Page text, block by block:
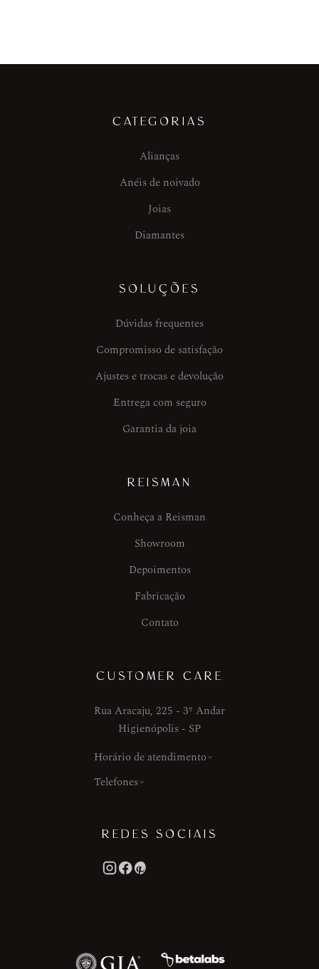
CATEGORIAS
Alianças
Anéis de noivado
Joias
Diamantes
SOLUÇÕES
Dúvidas frequentes
Compromisso de satisfação
Ajustes e trocas e devolução
Entrega com seguro
Garantia da joia
REISMAN
Conheça a Reisman
Showroom
Depoimentos
Fabricação
Contato
CUSTOMER CARE
Rua Aracaju, 225 - 3º Andar
Higienópolis - SP
Horário de atendimento
Telefones
REDES SOCIAIS